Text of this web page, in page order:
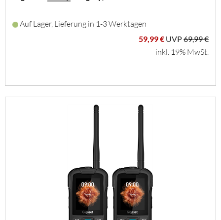
Auf Lager, Lieferung in 1-3 Werktagen
59,99 € UVP69,99 €
inkl. 19% MwSt.